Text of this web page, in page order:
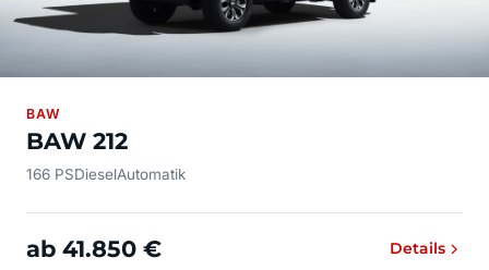
BAW
BAW 212
166 PSDieselAutomatik
ab 41.850 € Details